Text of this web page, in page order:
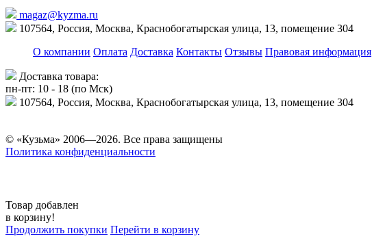
magaz@kyzma.ru
107564, Россия, Москва, Краснобогатырская улица, 13, помещение 304
О компании Оплата Доставка Контакты Отзывы Правовая информация
Доставка товара:
пн-пт: 10 - 18 (по Мск)
107564, Россия, Москва, Краснобогатырская улица, 13, помещение 304
© «Кузьма» 2006—2026. Все права защищены
Политика конфиденциальности
Товар добавлен
в корзину!
Продолжить покупки Перейти в корзину